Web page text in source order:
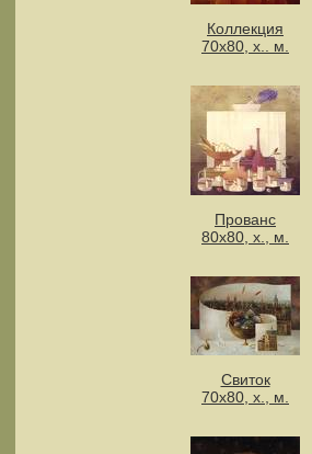
Коллекция
70х80, х.. м.
Прованс
80х80, х., м.
Свиток
70х80, х., м.